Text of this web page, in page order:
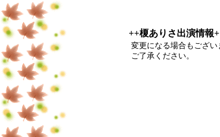
++榎ありさ出演情報
変更になる場合もござい
ご了承ください。